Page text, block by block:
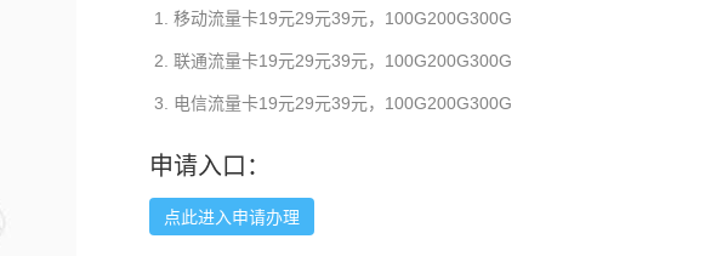
移动流量卡19元29元39元，100G200G300G
联通流量卡19元29元39元，100G200G300G
电信流量卡19元29元39元，100G200G300G
申请入口：
点此进入申请办理